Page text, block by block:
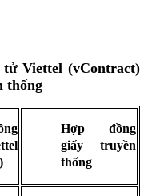
tử Viettel (vContract)
thống
Hợp đồng
giấy truyền
thống